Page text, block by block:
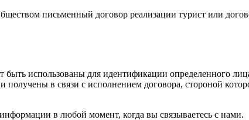
письменный договор реализации турист или
использованы для идентификации определенного
в связи с исполнением договора, стороной
в любой момент, когда вы связываетесь с нами.